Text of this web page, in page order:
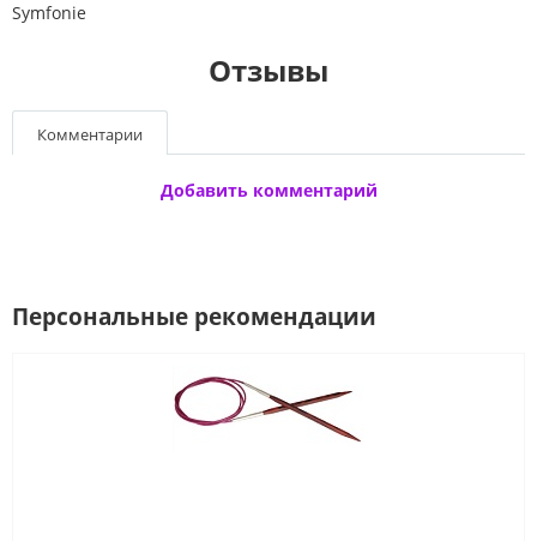
Symfonie
Отзывы
Комментарии
Добавить комментарий
Персональные рекомендации